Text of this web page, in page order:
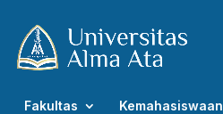
Fakultas Kemahasiswaan